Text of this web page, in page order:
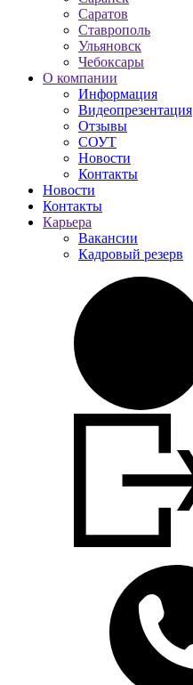
Саратов
Ставрополь
Ульяновск
Чебоксары
О компании
Информация
Видеопрезентация
Отзывы
СОУТ
Новости
Контакты
Новости
Контакты
Карьера
Вакансии
Кадровый резерв